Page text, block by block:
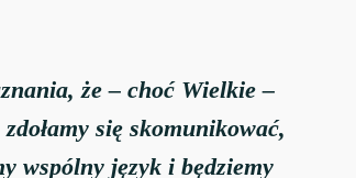
że – choć Wielkie –
się skomunikować,
wspólny język i będziemy